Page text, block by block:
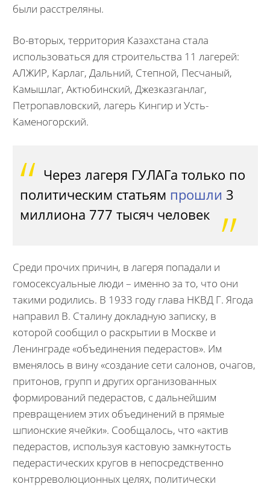
были расстреляны.
Во-вторых, территория Казахстана стала
использоваться для строительства 11 лагерей:
АЛЖИР, Карлаг, Дальний, Степной, Песчаный,
Камышлаг, Актюбинский, Джезказганлаг,
Петропавловский, лагерь Кингир и Усть-
Каменогорский.
Через лагеря ГУЛАГа только по
политическим статьям прошли 3
миллиона 777 тысяч человек
Среди прочих причин, в лагеря попадали и
гомосексуальные люди – именно за то, что они
такими родились. В 1933 году глава НКВД Г. Ягода
направил В. Сталину докладную записку, в
которой сообщил о раскрытии в Москве и
Ленинграде «объединения педерастов». Им
вменялось в вину «создание сети салонов, очагов,
притонов, групп и других организованных
формирований педерастов, с дальнейшим
превращением этих объединений в прямые
шпионские ячейки». Сообщалось, что «актив
педерастов, используя кастовую замкнутость
педерастических кругов в непосредственно
контрреволюционных целях, политически